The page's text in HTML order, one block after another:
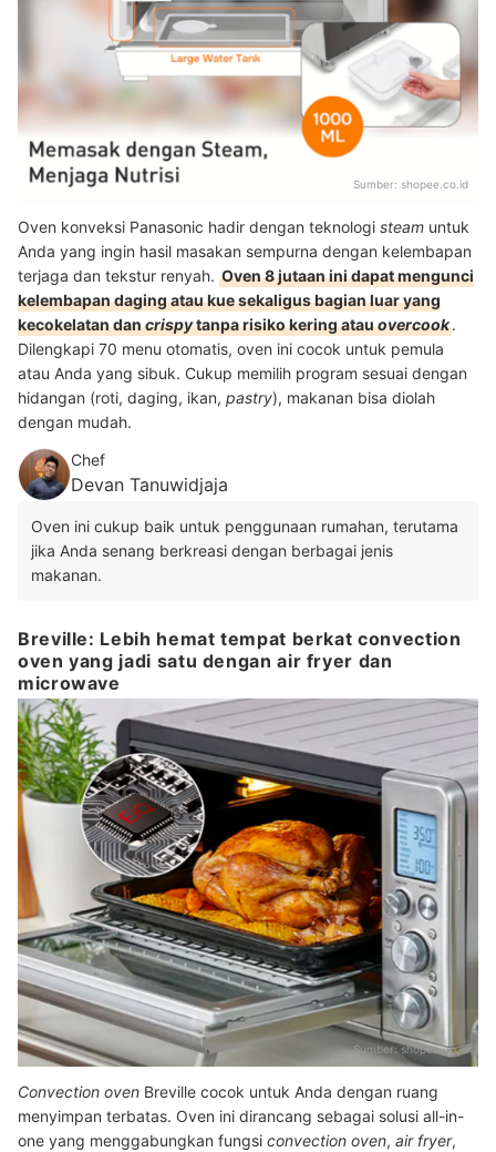
Sumber: shopee.co.id
Oven konveksi Panasonic hadir dengan teknologi steam untuk
Anda yang ingin hasil masakan sempurna dengan kelembapan
terjaga dan tekstur renyah. Oven 8 jutaan ini dapat mengunci
kelembapan daging atau kue sekaligus bagian luar yang
kecokelatan dancrispytanpa risiko kering atauovercook.
Dilengkapi 70 menu otomatis, oven ini cocok untuk pemula
atau Anda yang sibuk. Cukup memilih program sesuai dengan
hidangan (roti, daging, ikan, pastry), makanan bisa diolah
dengan mudah.
Chef
Devan Tanuwidjaja
Oven ini cukup baik untuk penggunaan rumahan, terutama
jika Anda senang berkreasi dengan berbagai jenis
makanan.
Breville: Lebih hemat tempat berkat convection
oven yang jadi satu dengan air fryer dan
microwave
Sumber: shopee.co.id
Convection oven Breville cocok untuk Anda dengan ruang
menyimpan terbatas. Oven ini dirancang sebagai solusi all-in-
one yang menggabungkan fungsi convection oven, air fryer,